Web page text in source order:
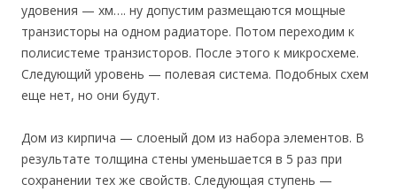
удовения — хм…. ну допустим размещаются мощные
транзисторы на одном радиаторе. Потом переходим к
полисистеме транзисторов. После этого к микросхеме.
Следующий уровень — полевая система. Подобных схем
еще нет, но они будут.
Дом из кирпича — слоеный дом из набора элементов. В
результате толщина стены уменьшается в 5 раз при
сохранении тех же свойств. Следующая ступень —